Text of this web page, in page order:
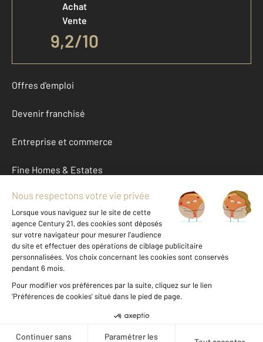
Achat
Vente
9,2/10
Offres d'emploi
Devenir franchisé
Entreprise et commerce
Fine Homes & Estates
À propos
International
Nous contacter
Données personnelles